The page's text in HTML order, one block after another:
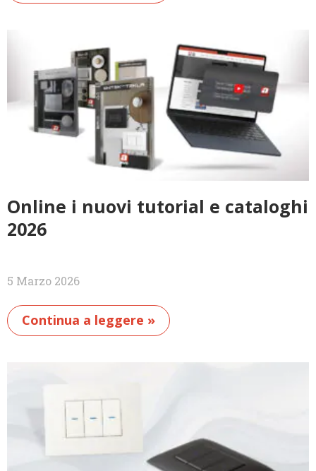
Online i nuovi tutorial e cataloghi
2026
5 Marzo 2026
Continua a leggere »